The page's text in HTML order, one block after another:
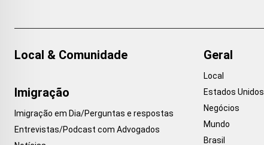
Local & Comunidade
Imigração
Imigração em Dia/Perguntas e respostas
Entrevistas/Podcast com Advogados
Geral
Local
Estados Unidos
Negócios
Mundo
Brasil